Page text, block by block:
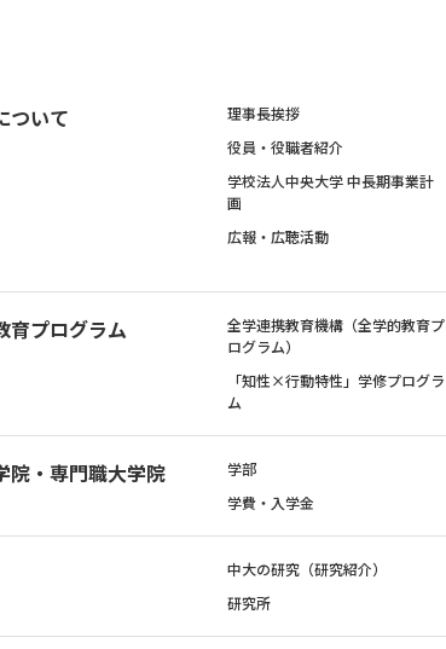
ついて 理事長挨拶
役員・役職者紹介
学校法人中央大学 中長期事業計
画
広報・広聴活動
育プログラム
全学連携教育機構（全学的教育プ
ログラム）
「知性×行動特性」学修プログラ
ム
院・専門職大学院 学部
学費・入学金
中大の研究（研究紹介）
研究所